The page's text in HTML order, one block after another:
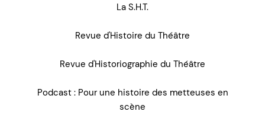
La S.H.T.
Revue d'Histoire du Théâtre
Revue d'Historiographie du Théâtre
Podcast : Pour une histoire des metteuses en
scène